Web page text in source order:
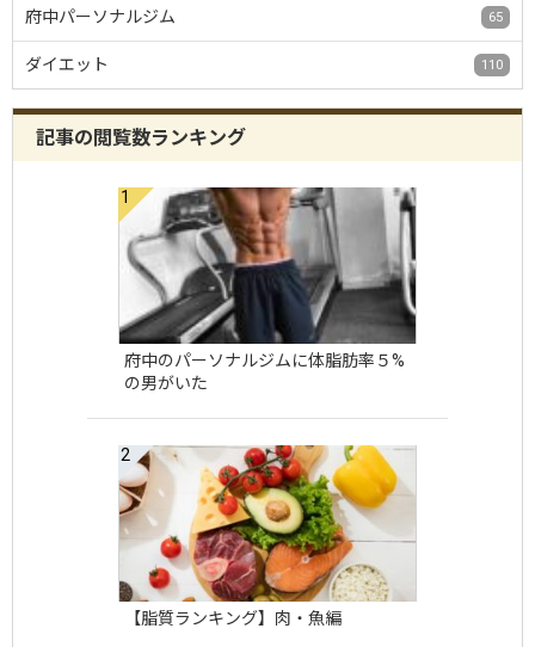
府中パーソナルジム 65
ダイエット 110
記事の閲覧数ランキング
府中のパーソナルジムに体脂肪率５%
の男がいた
【脂質ランキング】肉・魚編